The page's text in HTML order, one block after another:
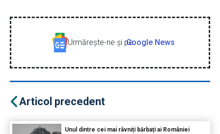
Urmăreşte-ne şi peGoogle News
Articol precedent
Unul dintre cei mai râvniți bărbați ai României